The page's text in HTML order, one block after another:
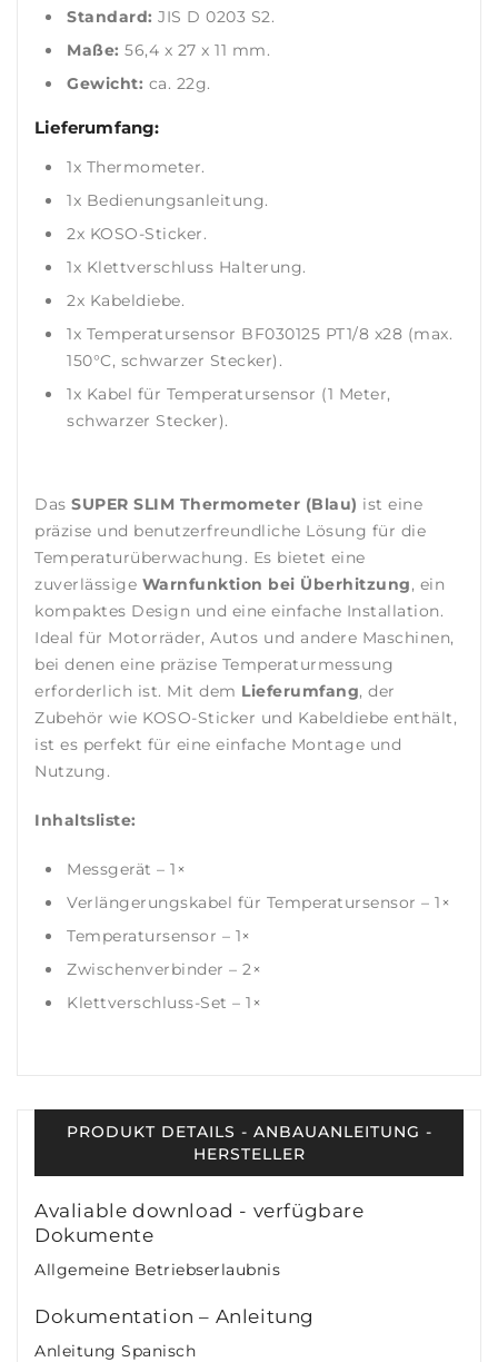
Standard: JIS D 0203 S2.
Maße: 56,4 x 27 x 11 mm.
Gewicht: ca. 22g.
Lieferumfang:
1x Thermometer.
1x Bedienungsanleitung.
2x KOSO-Sticker.
1x Klettverschluss Halterung.
2x Kabeldiebe.
1x Temperatursensor BF030125 PT1/8 x28 (max.
150°C, schwarzer Stecker).
1x Kabel für Temperatursensor (1 Meter,
schwarzer Stecker).
Das SUPER SLIM Thermometer (Blau) ist eine
präzise und benutzerfreundliche Lösung für die
Temperaturüberwachung. Es bietet eine
zuverlässige Warnfunktion bei Überhitzung, ein
kompaktes Design und eine einfache Installation.
Ideal für Motorräder, Autos und andere Maschinen,
bei denen eine präzise Temperaturmessung
erforderlich ist. Mit dem Lieferumfang, der
Zubehör wie KOSO-Sticker und Kabeldiebe enthält,
ist es perfekt für eine einfache Montage und
Nutzung.
Inhaltsliste:
Messgerät – 1×
Verlängerungskabel für Temperatursensor – 1×
Temperatursensor – 1×
Zwischenverbinder – 2×
Klettverschluss-Set – 1×
PRODUKT DETAILS - ANBAUANLEITUNG -
HERSTELLER
Avaliable download - verfügbare
Dokumente
Allgemeine Betriebserlaubnis
Dokumentation – Anleitung
Anleitung Spanisch